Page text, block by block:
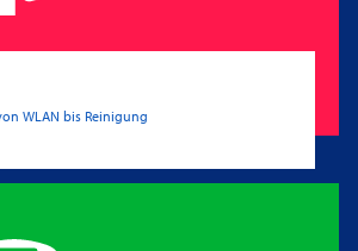
WLAN bis Reinigung